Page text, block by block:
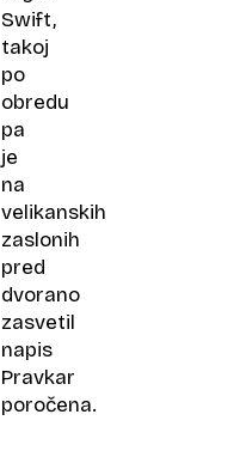
Swift,
takoj
po
obredu
pa
je
na
velikanskih
zaslonih
pred
dvorano
zasvetil
napis
Pravkar
poročena.